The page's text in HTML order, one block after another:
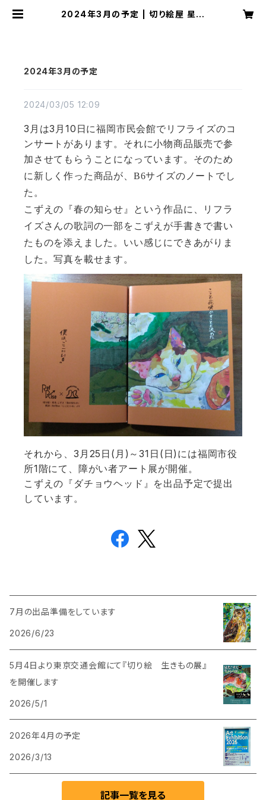
2024年3月の予定 | 切り絵屋 星先
2024年3月の予定
2024/03/05 12:09
3 月は3 月10 日に福岡市民会館でリフライズのコ
ンサートがあります。それに小物商品販売で参
加させてもらうことになっています。 そのため
に新しく作った商品が、 B6サイズのノートでし
た。
こずえの『春の知らせ』という作品に、リフラ
イズさんの歌詞の一部をこずえが手書きで書い
たものを添えました。いい感じにできあがりま
した。写真を載せます。
それから、 3 月 25 日 ( 月 ) ～31 日 ( 日 ) には福岡市役
所1 階にて、障がい者アート展が開催。
こずえの『ダチョウヘッド』を出品予定で提出
しています。
7月の出品準備をしています
2026/6/23
5月4日より東京交通会館にて『切り絵 生きもの展』
を開催します
2026/5/1
2026年4月の予定
2026/3/13
記事一覧を見る